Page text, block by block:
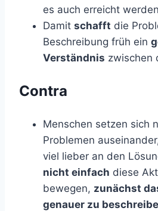
es auch erreicht
Damit schafft die
Beschreibung früh ein
Verständnis zwischen
Contra
Menschen setzen sich
Problemen
viel lieber an den
nicht einfach diese
bewegen, zunächst
genauer zu